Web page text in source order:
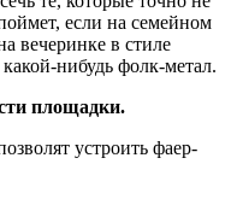
если на семейном
вечеринке в стиле
нибудь фолк-метал.
площадки.
устроить фаер-